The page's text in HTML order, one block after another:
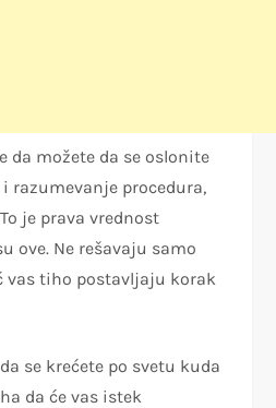
da možete da se oslonite
razumevanje procedura,
je prava vrednost
ove. Ne rešavaju samo
vas tiho postavljaju korak
se krećete po svetu kuda
da će vas istek